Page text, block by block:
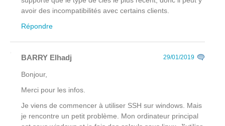
avoir des incompatibilités avec certains clients.
Répondre
BARRY Elhadj 29/01/2019
Bonjour,
Merci pour les infos.
Je viens de commencer à utiliser SSH sur windows. Mais
je rencontre un petit problème. Mon ordinateur principal